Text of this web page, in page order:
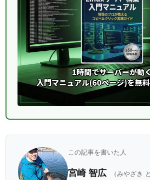
この記事を書いた人
宮崎 智広 （みやざき